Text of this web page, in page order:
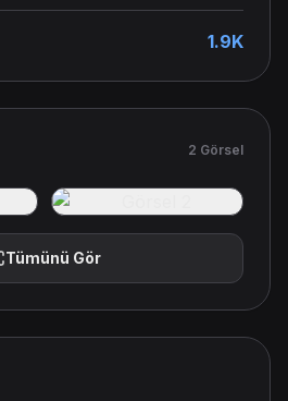
1.9K
2 Görsel
Tümünü Gör